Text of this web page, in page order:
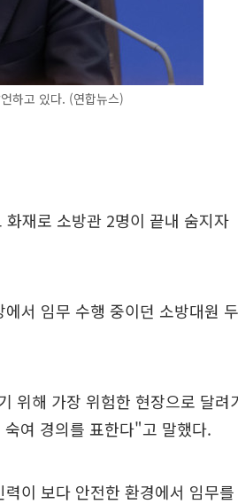
하고 있다. (연합뉴스)
재로 소방관 2명이 끝내 숨지자
서 임무 수행 중이던 소방대원 두
위해 가장 위험한 현장으로 달려
여 경의를 표한다"고 말했다.
이 보다 안전한 환경에서 임무를